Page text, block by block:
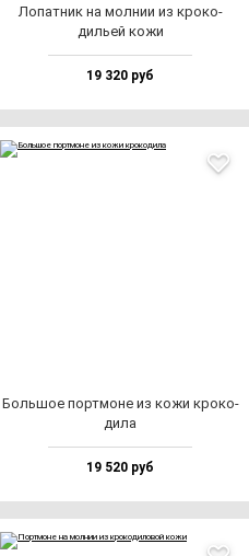
Лопат­ник на мол­нии из кро­ко­
дильей ко­жи
19 320 руб
Боль­шое пор­тмо­не из ко­жи кро­ко­
ди­ла
19 520 руб